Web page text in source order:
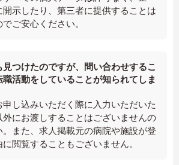
示したり、第三者に提供することは
ご安心ください。
つけたのですが、問い合わせするこ
職活動をしていることが知られてしま
し込みいただく際に入力いただいた
にお渡しすることはございませんの
また、求人掲載元の病院や施設が登
閲覧することもございません。